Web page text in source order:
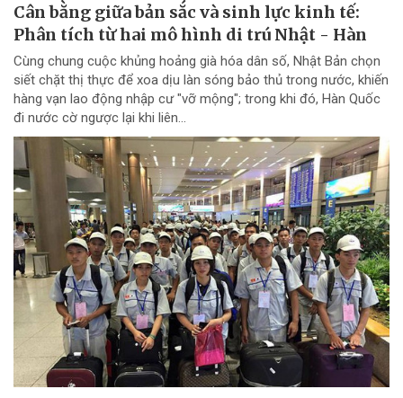
Cân bằng giữa bản sắc và sinh lực kinh tế:
Phân tích từ hai mô hình di trú Nhật - Hàn
Cùng chung cuộc khủng hoảng già hóa dân số, Nhật Bản chọn
siết chặt thị thực để xoa dịu làn sóng bảo thủ trong nước, khiến
hàng vạn lao động nhập cư "vỡ mộng"; trong khi đó, Hàn Quốc
đi nước cờ ngược lại khi liên...